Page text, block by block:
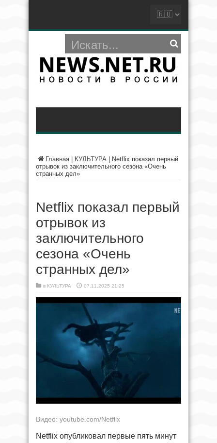
Главная КУЛЬТУРА
Netflix показал первый
отрывок из заключительного сезона «Очень
странных дел»
Netflix показал первый
отрывок из
заключительного
сезона «Очень
странных дел»
в КУЛЬТУРА 07.11.2025 21:25
Видео: youtube.com/Netflix
Netflix опубликовал первые пять минут